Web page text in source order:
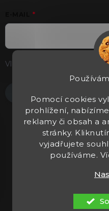
Pomocí cookies
prohlížení,
reklamy či obsah a
stránky.
vyjadřujete
používáme.
Vložením e-mailu souhlasíte